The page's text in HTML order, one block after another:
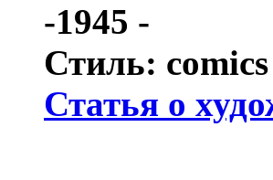
-1945 -
Стиль: comics
Статья о